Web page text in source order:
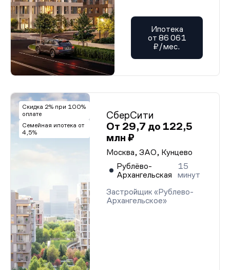
Ипотека
от 86 061
₽/мес.
Скидка 2% при 100%
оплате
Семейная ипотека от
4,5%
СберСити
От 29,7 до 122,5
млн ₽
Москва, ЗАО, Кунцево
Рублёво-
Архангельская
15
минут
Застройщик «Рублево-
Архангельское»